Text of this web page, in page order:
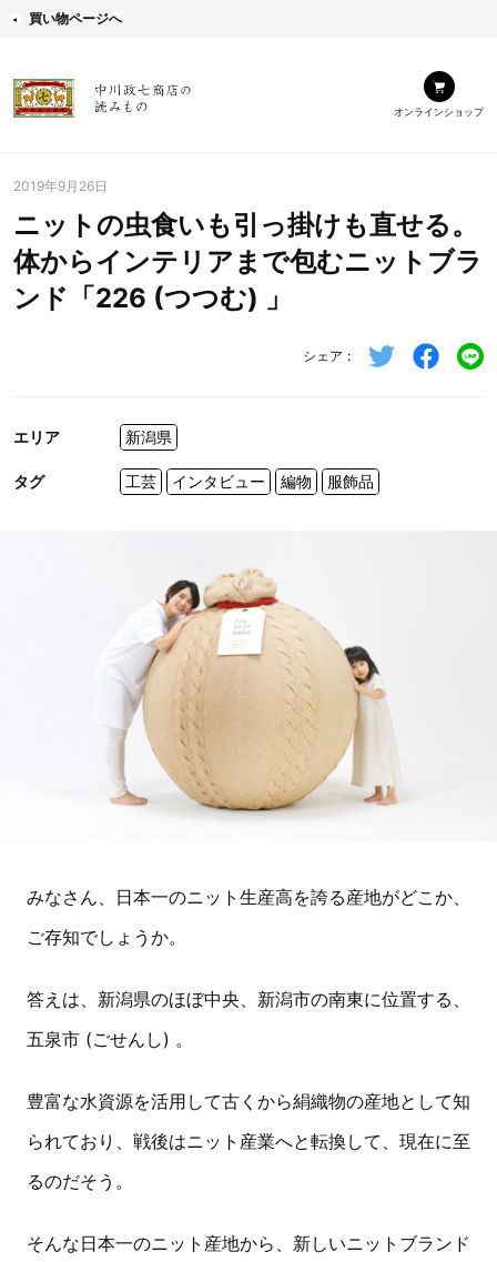
買い物ページへ
オンラインショップ
2019年9月26日
ニットの虫食いも引っ掛けも直せる。
体からインテリアまで包むニットブラ
ンド「226 (つつむ) 」
シェア
エリア 新潟県
タグ 工芸 インタビュー 編物 服飾品
みなさん、日本一のニット生産高を誇る産地がどこか、
ご存知でしょうか。
答えは、新潟県のほぼ中央、新潟市の南東に位置する、
五泉市 (ごせんし) 。
豊富な水資源を活用して古くから絹織物の産地として知
られており、戦後はニット産業へと転換して、現在に至
るのだそう。
そんな日本一のニット産地から、新しいニットブランド